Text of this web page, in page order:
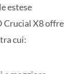
estese
Crucial X8 offre
cui: